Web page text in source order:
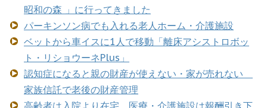
昭和の森 」に行ってきました
パーキンソン病でも入れる老人ホーム・介護施設
ベットから車イスに1人で移動「離床アシストロボッ
ト・リショウーネPlus」
認知症になると親の財産が使えない・家が売れない
家族信託で老後の財産管理
高齢者は入院より在宅 医療・介護施設は報酬引き下